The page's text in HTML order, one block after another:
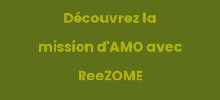
Découvrez la
mission d'AMO avec
ReeZOME